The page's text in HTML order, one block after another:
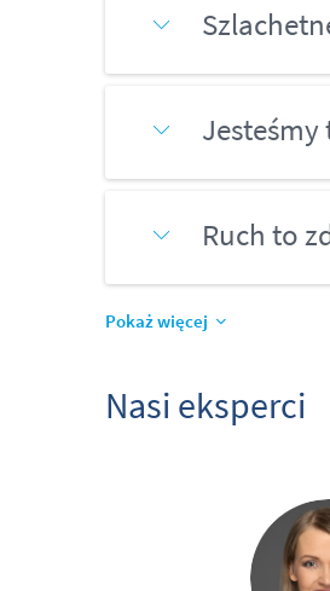
Ruch to
Pokaż więcej
Nasi eksperci